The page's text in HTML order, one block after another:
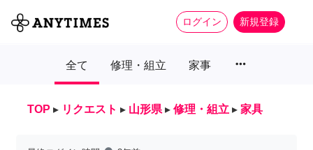
ログイン 新規登録
全て 修理・組立 家事 more_horiz
TOP ▸ リクエスト ▸ 山形県 ▸ 修理・組立 ▸ 家具